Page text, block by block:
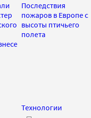
Последствия
пожаров в Европе с
высоты птичьего
полета
Технологии